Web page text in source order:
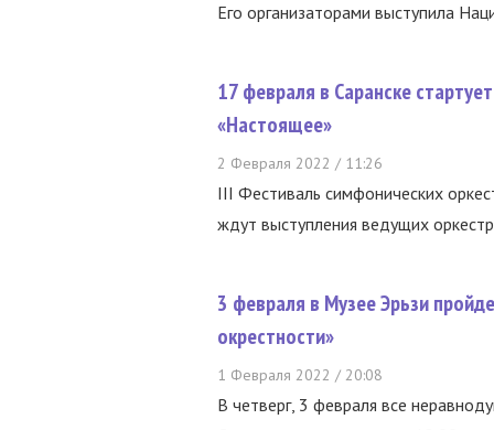
Его организаторами выступила
17 февраля в Саранске
«Настоящее»
2 Февраля 2022 / 11:26
III Фестиваль симфонических
ждут выступления ведущих
3 февраля в Музее Эрьзи
окрестности»
1 Февраля 2022 / 20:08
В четверг, 3 февраля все